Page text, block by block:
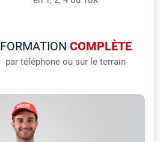
FORMATION COMPLÈTE
par téléphone ou sur le terrain